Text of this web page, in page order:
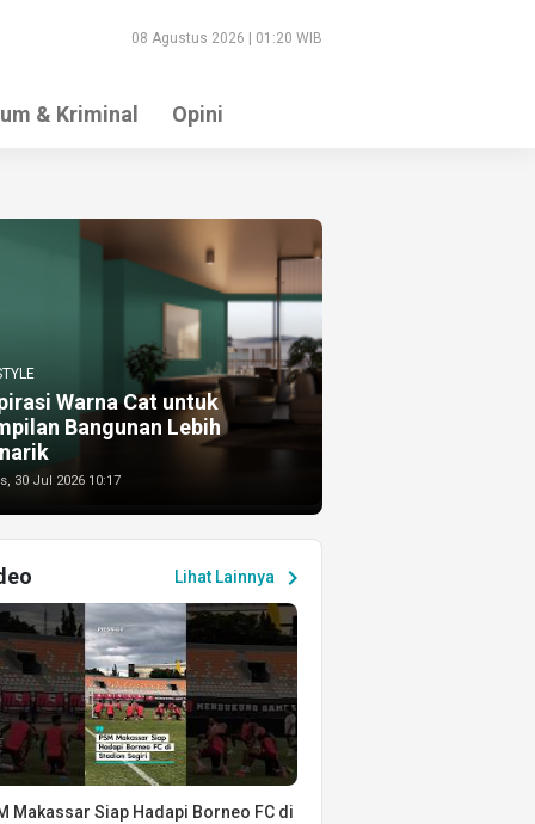
08 Agustus 2026 | 01:20 WIB
& Kriminal Opini
Warna Cat untuk
Bangunan Lebih
30 Jul 2026 10:17
Lihat Lainnya chevron_right
Makassar Siap Hadapi Borneo FC di